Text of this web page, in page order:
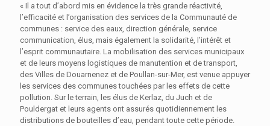
« Il a tout d’abord mis en évidence la très grande réactivité,
l’efficacité et l’organisation des services de la Communauté de
communes : service des eaux, direction générale, service
communication, élus, mais également la solidarité, l’intérêt et
l’esprit communautaire. La mobilisation des services municipaux
et de leurs moyens logistiques de manutention et de transport,
des Villes de Douarnenez et de Poullan-sur-Mer, est venue appuyer
les services des communes touchées par les effets de cette
pollution. Sur le terrain, les élus de Kerlaz, du Juch et de
Pouldergat et leurs agents ont assurés quotidiennement les
distributions de bouteilles d’eau, pendant toute cette période.